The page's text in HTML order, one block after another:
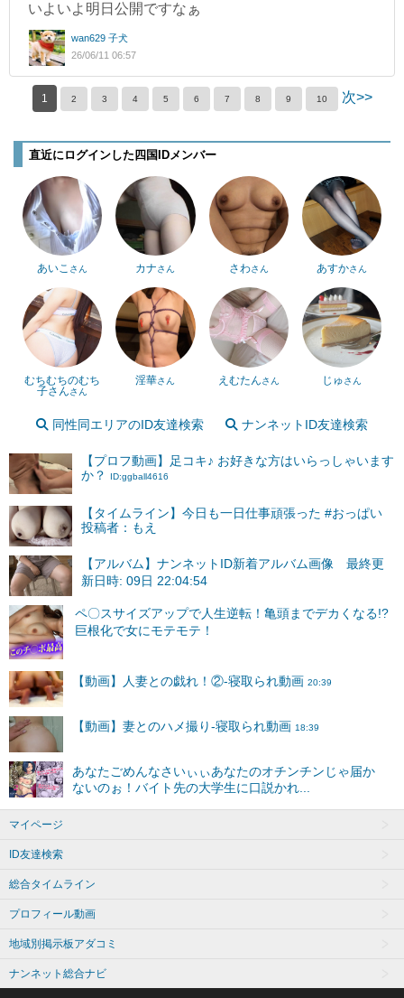
いよいよ明日公開ですなぁ
wan629 子犬
26/06/11 06:57
1 2 3 4 5 6 7 8 9 10 次>>
直近にログインした四国IDメンバー
あいこ さん カナさん さわさん あすかさん
むちむちのむち
子さんさん
淫華さん えむたんさん じゅさん
同性同エリアのID友達検索 ナンネットID友達検索
【プロフ動画】足コキ♪ お好きな方はいらっしゃいます
か？
ID:ggball4616
【タイムライン】今日も一日仕事頑張った #おっぱい
投稿者：もえ
【アルバム】ナンネットID新着アルバム画像 最終更
新日時: 09日 22:04:54
マイページ
ID友達検索
総合タイムライン
プロフィール動画
地域別掲示板アダコミ
ナンネット総合ナビ